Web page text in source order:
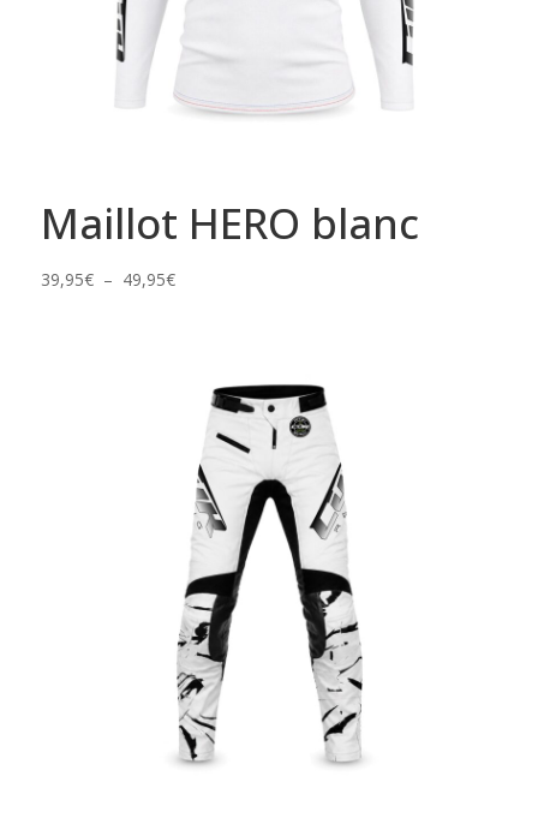
Maillot HERO blanc
39,95€ – 49,95€Plage
49,95€